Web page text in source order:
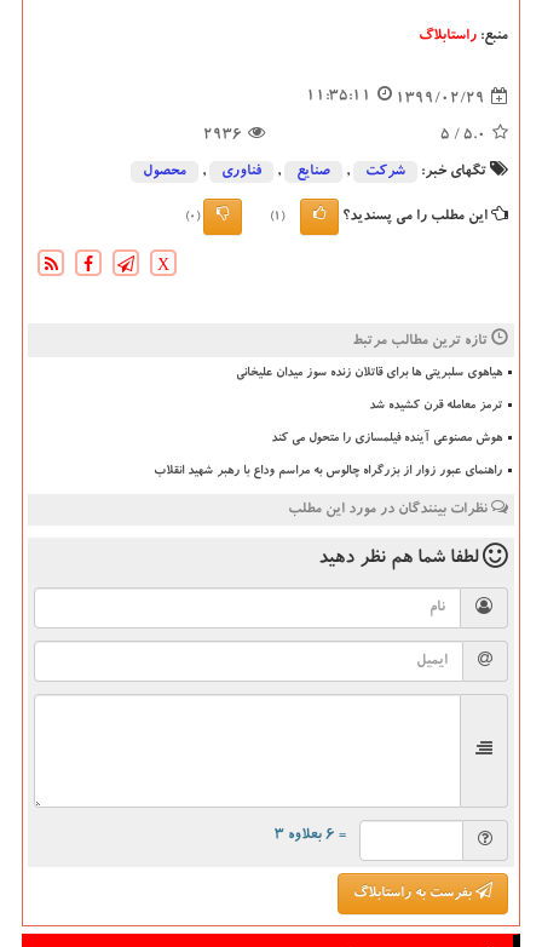
منبع: راستابلاگ
1399/02/29
11:35:11
5.0
/ 5
2936
تگهای خبر: شركت , صنایع , فناوری , محصول
این مطلب را می پسندید؟ (1)
(0)
X
تازه ترین مطالب مرتبط
هیاهوی سلبریتی ها برای قاتلان زنده سوز میدان علیخانی
ترمز معامله قرن کشیده شد
هوش مصنوعی آینده فیلمسازی را متحول می کند
راهنمای عبور زوار از بزرگراه چالوس به مراسم وداع با رهبر شهید انقلاب
نظرات بینندگان در مورد این مطلب
لطفا شما هم نظر دهید
= ۶ بعلاوه ۳
بفرست به راستابلاگ